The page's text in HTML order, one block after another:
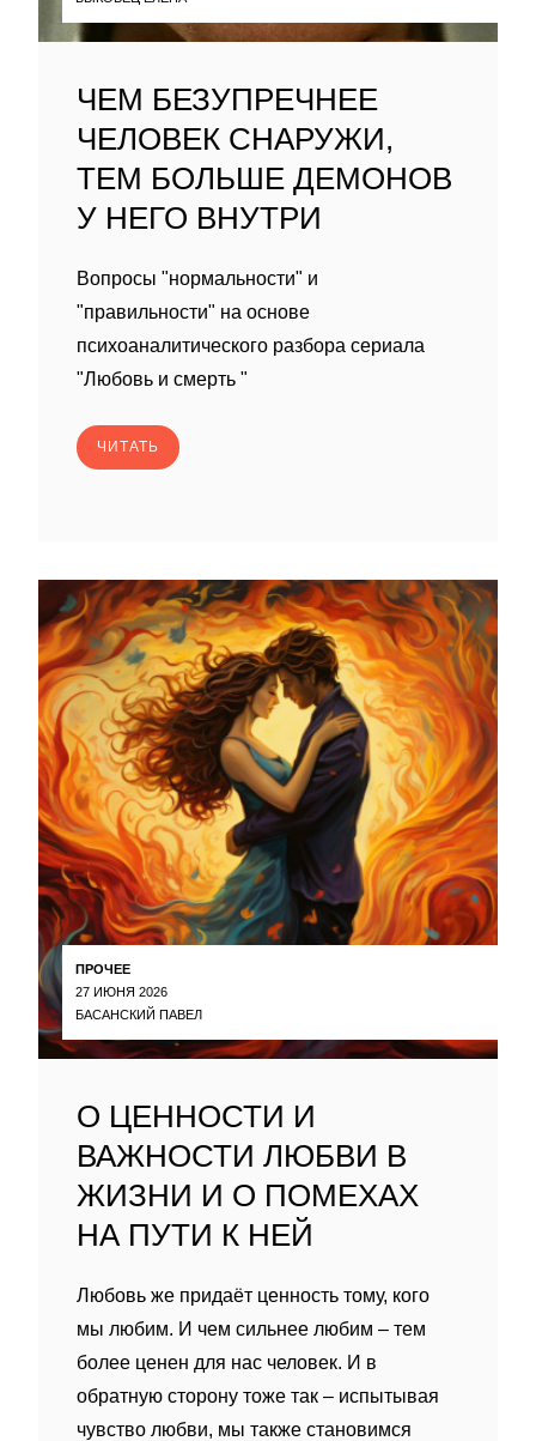
ЧЕМ БЕЗУПРЕЧНЕЕ
ЧЕЛОВЕК СНАРУЖИ,
ТЕМ БОЛЬШЕ ДЕМОНОВ
У НЕГО ВНУТРИ
Вопросы "нормальности" и
"правильности" на основе
психоаналитического разбора сериала
"Любовь и смерть "
ЧИТАТЬ
ПРОЧЕЕ
27 ИЮНЯ 2026
БАСАНСКИЙ ПАВЕЛ
О ЦЕННОСТИ И
ВАЖНОСТИ ЛЮБВИ В
ЖИЗНИ И О ПОМЕХАХ
НА ПУТИ К НЕЙ
Любовь же придаёт ценность тому, кого
мы любим. И чем сильнее любим – тем
более ценен для нас человек. И в
обратную сторону тоже так – испытывая
чувство любви, мы также становимся